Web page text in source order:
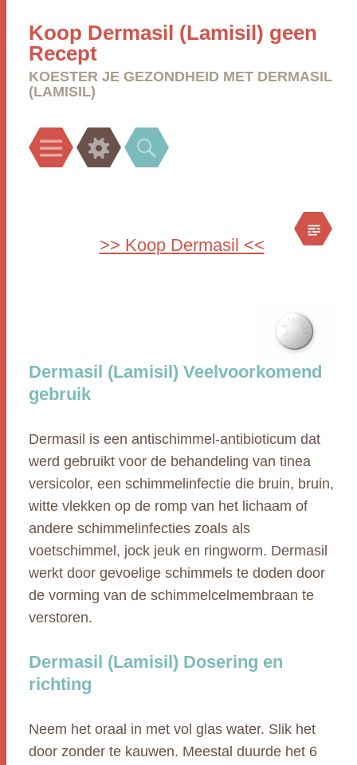
Koop Dermasil (Lamisil) geen
Recept
KOESTER JE GEZONDHEID MET DERMASIL
(LAMISIL)
Menu Widgets Search
>> Koop Dermasil <<
Dermasil (Lamisil) Veelvoorkomend
gebruik
Dermasil is een antischimmel-antibioticum dat
werd gebruikt voor de behandeling van tinea
versicolor, een schimmelinfectie die bruin, bruin,
witte vlekken op de romp van het lichaam of
andere schimmelinfecties zoals als
voetschimmel, jock jeuk en ringworm. Dermasil
werkt door gevoelige schimmels te doden door
de vorming van de schimmelcelmembraan te
verstoren.
Dermasil (Lamisil) Dosering en
richting
Neem het oraal in met vol glas water. Slik het
door zonder te kauwen. Meestal duurde het 6